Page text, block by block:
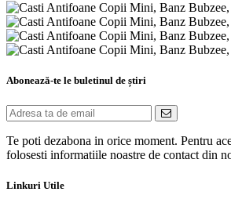
Abonează-te le buletinul de știri
Te poti dezabona in orice moment. Pentru
folosesti informatiile noastre de contact din
Linkuri Utile